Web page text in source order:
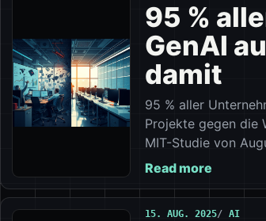
95 %
GenAI
damit
95 % aller
Projekte gegen die
MIT-Studie von
Read more
15. AUG. 2025 AI